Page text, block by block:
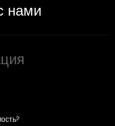
нами